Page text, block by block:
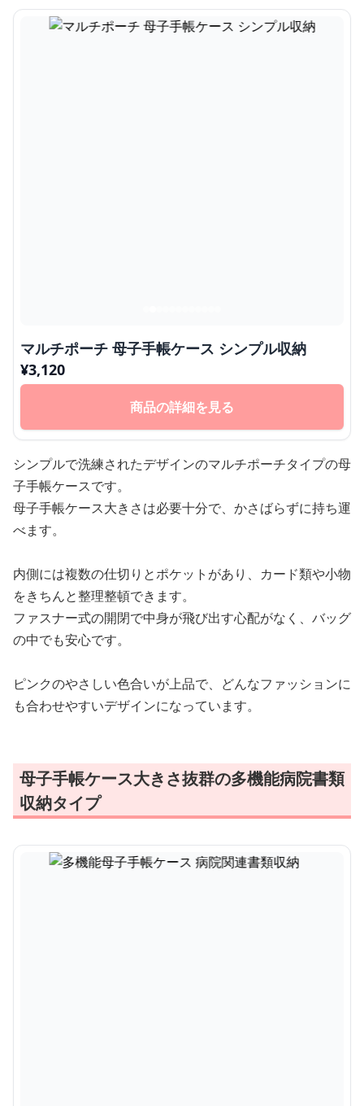
マルチポーチ 母子手帳ケース シンプル収納
¥3,120
商品の詳細を見る
シンプルで洗練されたデザインのマルチポーチタイプの母
子手帳ケースです。
母子手帳ケース大きさは必要十分で、かさばらずに持ち運
べます。
内側には複数の仕切りとポケットがあり、カード類や小物
をきちんと整理整頓できます。
ファスナー式の開閉で中身が飛び出す心配がなく、バッグ
の中でも安心です。
ピンクのやさしい色合いが上品で、どんなファッションに
も合わせやすいデザインになっています。
母子手帳ケース大きさ抜群の多機能病院書類
収納タイプ